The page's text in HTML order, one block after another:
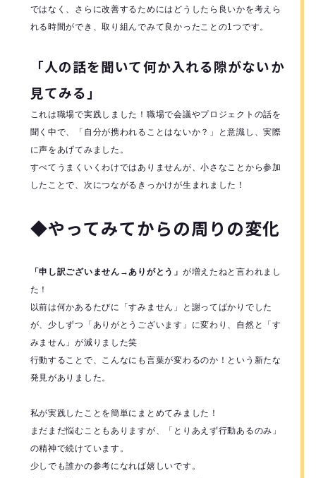
ではなく、さらに改善するためにはどうしたら良いかを考えら
れる時間ができ、取り組んでみて良かったことの1つです。
「人の話を聞いて何か入れる隙がないか
見てみる」
これは職場で実践しました！職場で会議やプロジェクトの話を
聞く中で、「自分が携われることはないか？」と意識し、実際
に声をあげてみました。
すべてうまくいくわけではありませんが、小さなことから参加
したことで、次につながるきっかけが生まれました！
◆やってみてからの周りの変化
「申し訳ございません→ありがとう」 が増えたねと言われまし
た！
以前は何かあるたびに「すみません」と謝ってばかりでした
が、少しずつ「ありがとうございます」に変わり、自然と「す
みません」が減りました笑
行動することで、こんなにも言葉が変わるのか！という新たな
発見がありました。
私が実践したことを簡単にまとめてみました！
まだまだ悩むこともありますが、「とりあえず行動あるのみ」
の精神で続けています。
少しでも誰かの参考になれば嬉しいです。